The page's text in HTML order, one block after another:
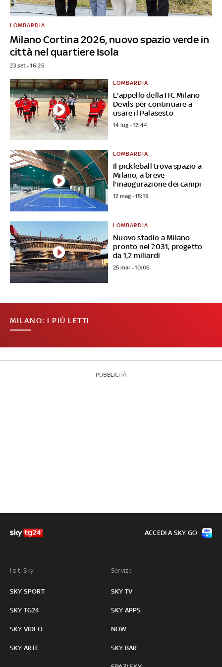
Milano Cortina 2026, nuovo spazio verde in
città nel quartiere Isola
LOMBARDIA
23 set - 16:25
L'appello della HC Milano
Devils per continuare a
usare il Palasesto
LOMBARDIA
14 lug - 12:44
Il pickleball trova spazio a
Milano, a breve
l'inaugurazione dei campi
LOMBARDIA
12 mag - 15:19
Nuovo stadio a Milano
pronto nel 2031, progetto
da 1,2 miliardi
LOMBARDIA
25 mar - 10:06
MILANO: I PIÙ LETTI
PUBBLICITÀ
I siti Sky:
SKY SPORT
SKY TG24
SKY VIDEO
SKY ARTE
Servizi:
SKY TV
SKY APPS
NOW
SKY BAR
ACCEDI A SKY GO